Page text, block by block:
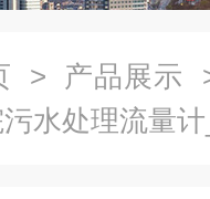
> 产品展示
水处理流量